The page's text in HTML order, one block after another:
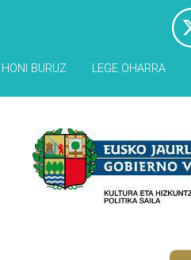
HONI BURUZ LEGE OHARRA